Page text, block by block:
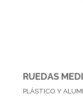
RUEDAS
PLÁSTICO Y